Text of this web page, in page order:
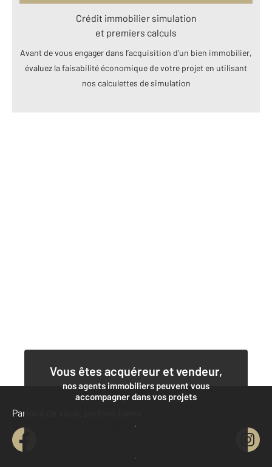
Crédit immobilier simulation
et premiers calculs
Avant de vous engager dans l’acquisition d’un bien immobilier,
évaluez la faisabilité économique de votre projet en utilisant
nos calculettes de simulation
Vous êtes acquéreur et vendeur,
nos agents immobiliers peuvent vous
accompagner dans vos projets
Contacter l'agence
Demander une estimation
Parlons de vous, parlons biens